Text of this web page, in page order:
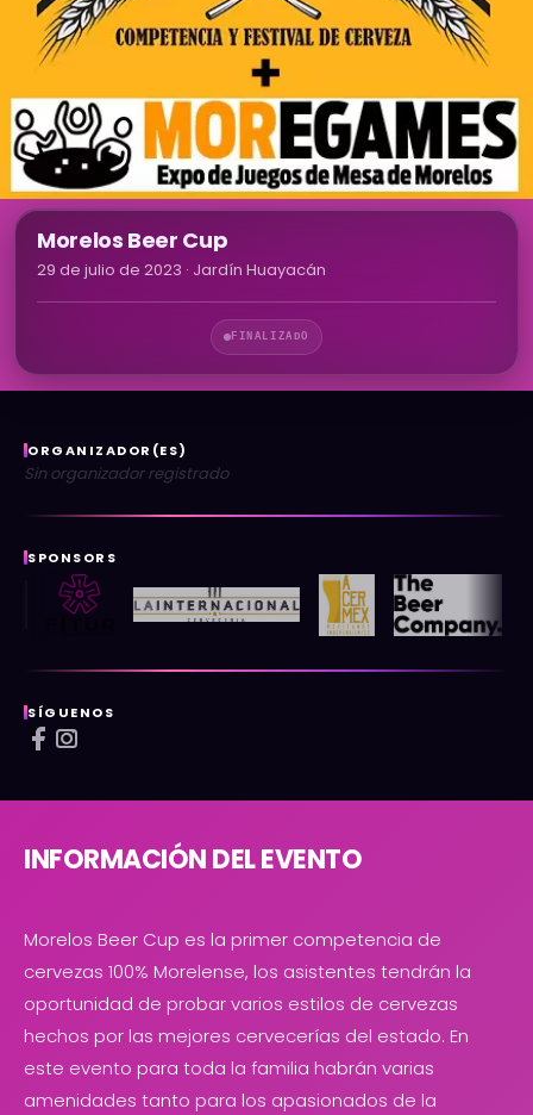
Morelos Beer Cup
29 de julio de 2023 · Jardín Huayacán
FINALIZADO
ORGANIZADOR(ES)
Sin organizador registrado
SPONSORS
SÍGUENOS
INFORMACIÓN DEL EVENTO
Morelos Beer Cup es la primer competencia de
cervezas 100% Morelense, los asistentes tendrán la
oportunidad de probar varios estilos de cervezas
hechos por las mejores cervecerías del estado. En
este evento para toda la familia habrán varias
amenidades tanto para los apasionados de la